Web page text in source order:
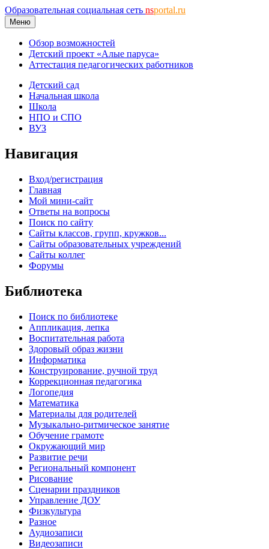
Образовательная социальная сеть nsportal.ru
Меню
Обзор возможностей
Детский проект «Алые паруса»
Аттестация педагогических работников
Детский сад
Начальная школа
Школа
НПО и СПО
ВУЗ
Навигация
Вход/регистрация
Главная
Мой мини-сайт
Ответы на вопросы
Поиск по сайту
Сайты классов, групп, кружков...
Сайты образовательных учреждений
Сайты коллег
Форумы
Библиотека
Поиск по библиотеке
Аппликация, лепка
Воспитательная работа
Здоровый образ жизни
Информатика
Конструирование, ручной труд
Коррекционная педагогика
Логопедия
Математика
Материалы для родителей
Музыкально-ритмическое занятие
Обучение грамоте
Окружающий мир
Развитие речи
Региональный компонент
Рисование
Сценарии праздников
Управление ДОУ
Физкультура
Разное
Аудиозаписи
Видеозаписи